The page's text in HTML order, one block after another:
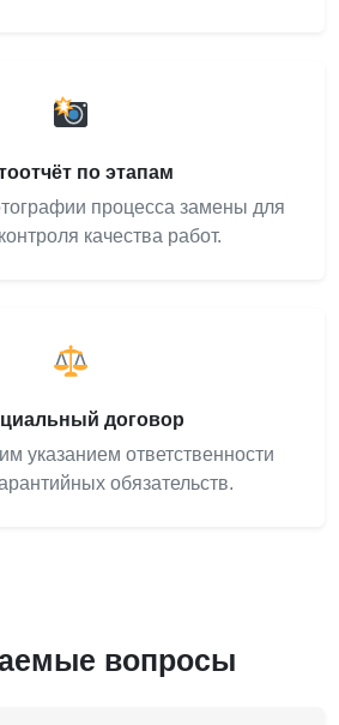
по этапам
процесса замены для
качества работ.
договор
указанием ответственности
обязательств.
вопросы